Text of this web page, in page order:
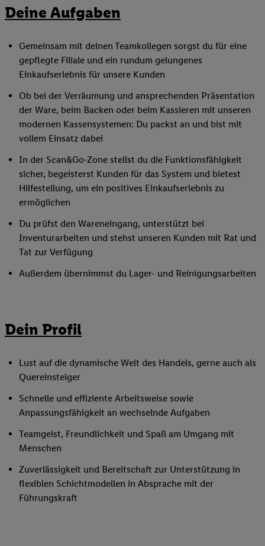
Deine Aufgaben
Gemeinsam mit deinen Teamkollegen sorgst du für eine
gepflegte Filiale und ein rundum gelungenes
Einkaufserlebnis für unsere Kunden
Ob bei der Verräumung und ansprechenden Präsentation
der Ware, beim Backen oder beim Kassieren mit unseren
modernen Kassensystemen: Du packst an und bist mit
vollem Einsatz dabei
In der Scan&Go-Zone stellst du die Funktionsfähigkeit
sicher, begeisterst Kunden für das System und bietest
Hilfestellung, um ein positives Einkaufserlebnis zu
ermöglichen
Du prüfst den Wareneingang, unterstützt bei
Inventurarbeiten und stehst unseren Kunden mit Rat und
Tat zur Verfügung
Außerdem übernimmst du Lager- und Reinigungsarbeiten
Dein Profil
Lust auf die dynamische Welt des Handels, gerne auch als
Quereinsteiger
Schnelle und effiziente Arbeitsweise sowie
Anpassungsfähigkeit an wechselnde Aufgaben
Teamgeist, Freundlichkeit und Spaß am Umgang mit
Menschen
Zuverlässigkeit und Bereitschaft zur Unterstützung in
flexiblen Schichtmodellen in Absprache mit der
Führungskraft